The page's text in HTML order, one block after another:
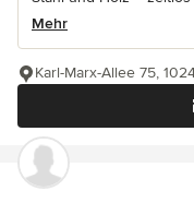
Mehr
Karl-Marx-Allee 75,